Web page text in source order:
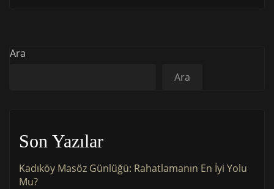
Ara
Ara
Son Yazılar
Kadıköy Masöz Günlüğü: Rahatlamanın En İyi Yolu
Mu?